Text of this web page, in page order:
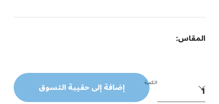
المقاس:
الكمية إضافة إلى حقيبة التسوق